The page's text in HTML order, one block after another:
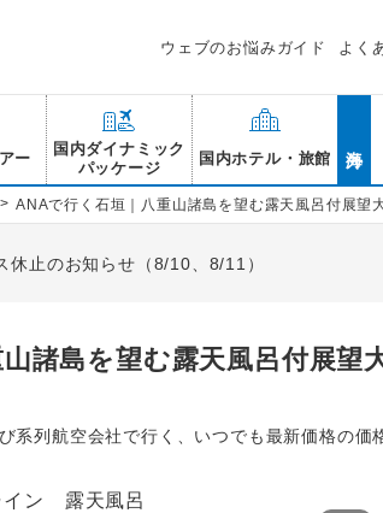
ウェブのお悩みガイド よく
ー
国内ダイナミック
パッケージ
国内ホテル・旅館
> ANAで行く石垣｜八重山諸島を望む露天風呂付展望
休止のお知らせ（8/10、8/11）
諸島を望む露天風呂付展望
系列航空会社で行く、いつでも最新価格の価